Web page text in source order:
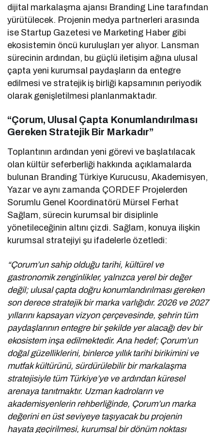
dijital markalaşma ajansı Branding Line tarafından
yürütülecek. Projenin medya partnerleri arasında
ise Startup Gazetesi ve Marketing Haber gibi
ekosistemin öncü kuruluşları yer alıyor. Lansman
sürecinin ardından, bu güçlü iletişim ağına ulusal
çapta yeni kurumsal paydaşların da entegre
edilmesi ve stratejik iş birliği kapsamının periyodik
olarak genişletilmesi planlanmaktadır.
“Çorum, Ulusal Çapta Konumlandırılması
Gereken Stratejik Bir Markadır”
Toplantının ardından yeni görevi ve başlatılacak
olan kültür seferberliği hakkında açıklamalarda
bulunan Branding Türkiye Kurucusu, Akademisyen,
Yazar ve aynı zamanda ÇORDEF Projelerden
Sorumlu Genel Koordinatörü Mürsel Ferhat
Sağlam, sürecin kurumsal bir disiplinle
yönetileceğinin altını çizdi. Sağlam, konuya ilişkin
kurumsal stratejiyi şu ifadelerle özetledi:
“Çorum’un sahip olduğu tarihi, kültürel ve
gastronomik zenginlikler, yalnızca yerel bir değer
değil; ulusal çapta doğru konumlandırılması gereken
son derece stratejik bir marka varlığıdır. 2026 ve 2027
yıllarını kapsayan vizyon çerçevesinde, şehrin tüm
paydaşlarının entegre bir şekilde yer alacağı dev bir
ekosistem inşa edilmektedir. Ana hedef; Çorum’un
doğal güzelliklerini, binlerce yıllık tarihi birikimini ve
mutfak kültürünü, sürdürülebilir bir markalaşma
stratejisiyle tüm Türkiye’ye ve ardından küresel
arenaya tanıtmaktır. Uzman kadroların ve
akademisyenlerin rehberliğinde, Çorum’un marka
değerini en üst seviyeye taşıyacak bu projenin
hayata geçirilmesi, kurumsal bir dönüm noktası